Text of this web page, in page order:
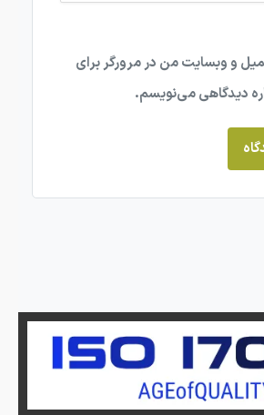
و وبسایت من در مرورگر برای
دیدگاهی می‌نویسم.